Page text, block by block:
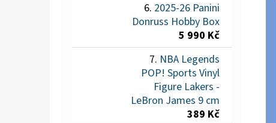
2025-26 Panini
Donruss Hobby Box
5 990 Kč
NBA Legends
POP! Sports Vinyl
Figure Lakers -
LeBron James 9 cm
389 Kč